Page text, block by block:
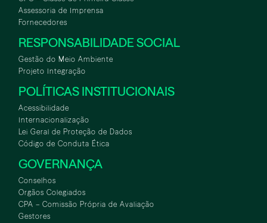
Assessoria de Imprensa
Fornecedores
RESPONSABILIDADE SOCIAL
Gestão do Meio Ambiente
Projeto Integração
POLÍTICAS INSTITUCIONAIS
Acessibilidade
Internacionalização
Lei Geral de Proteção de Dados
Código de Conduta Ética
GOVERNANÇA
Conselhos
Orgãos Colegiados
CPA – Comissão Própria de Avaliação
Gestores